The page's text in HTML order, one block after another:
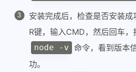
安装完成后，检查是否安装
R键，输入CMD，然后回车
node -v 命令，看到版本
功。